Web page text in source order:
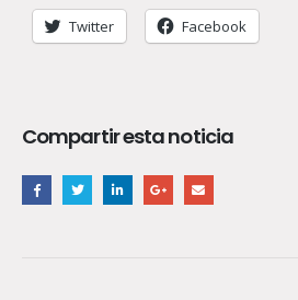
Twitter Facebook
Compartir esta noticia